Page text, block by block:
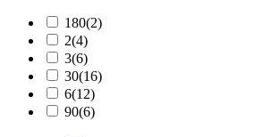
180(2)
2(4)
3(6)
30(16)
6(12)
90(6)